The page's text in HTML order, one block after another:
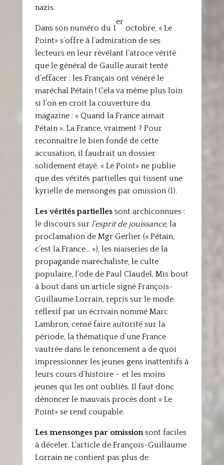
nazis.
Dans son numéro du 1
er
octobre, « Le
Point» s’offre à l’admiration de ses
lecteurs en leur révélant l’atroce vérité
que le général de Gaulle aurait tenté
d’effacer : les Français ont vénéré le
maréchal Pétain ! Cela va même plus loin
si l’on en croit la couverture du
magazine : « Quand la France aimait
Pétain ». La France, vraiment ? Pour
reconnaître le bien fondé de cette
accusation, il faudrait un dossier
solidement étayé. « Le Point» ne publie
que des vérités partielles qui tissent une
kyrielle de mensonges par omission (1).
Les vérités partiellessont archiconnues :
le discours sur l’esprit de jouissance, la
proclamation de Mgr Gerlier (« Pétain,
c’est la France… »), les niaiseries de la
propagande maréchaliste, le culte
populaire, l’ode de Paul Claudel. Mis bout
à bout dans un article signé François-
Guillaume Lorrain, repris sur le mode
réflexif par un écrivain nommé Marc
Lambron, censé faire autorité sur la
période, la thématique d’une France
vautrée dans le renoncement a de quoi
impressionner les jeunes gens inattentifs à
leurs cours d’histoire – et les moins
jeunes qui les ont oubliés. Il faut donc
dénoncer le mauvais procès dont « Le
Point» se rend coupable.
Les mensonges par omissionsont faciles
à déceler. L’article de François-Guillaume
Lorrain ne contient pas plus de